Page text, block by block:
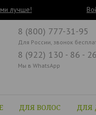
лучше!
ДЛЯ ВОЛОС ДЛЯ
8 (800) 777-31-95
Для России, звонок
8 (922) 130 - 86 - 26
Мы в WhatsApp